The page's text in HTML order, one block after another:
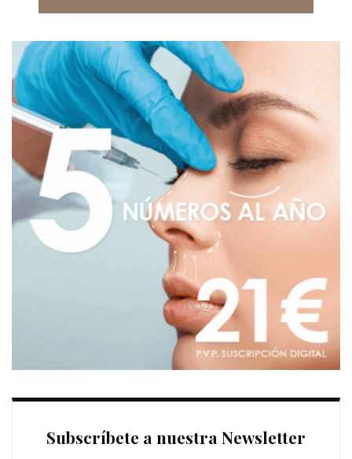
Subscríbete a nuestra Newsletter